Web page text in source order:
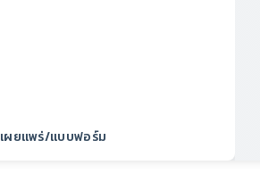
ผยแพร่/แบบฟอร์ม